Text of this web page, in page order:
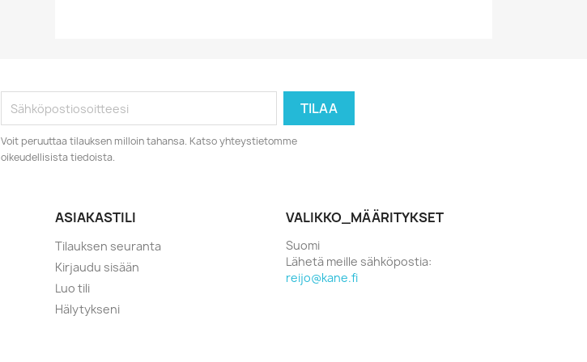
Voit peruuttaa tilauksen milloin tahansa. Katso yhteystietomme
oikeudellisista tiedoista.
ASIAKASTILI
Tilauksen seuranta
Kirjaudu sisään
Luo tili
Hälytykseni
VALIKKO_MÄÄRITYKSET
Suomi
Lähetä meille sähköpostia:
reijo@kane.fi